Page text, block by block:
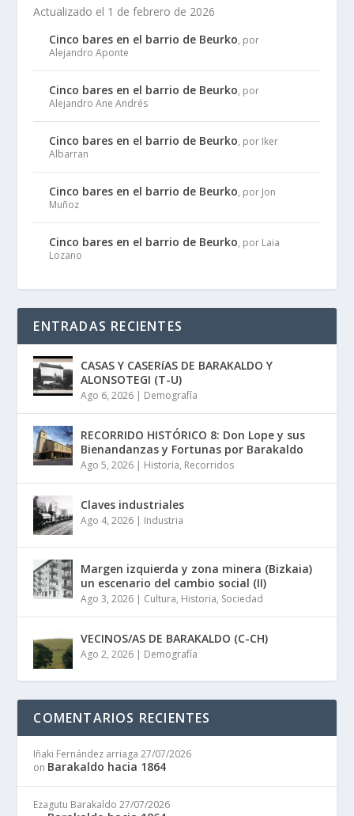
Actualizado el 1 de febrero de 2026
Cinco bares en el barrio de Beurko, por
Alejandro Aponte
Cinco bares en el barrio de Beurko, por
Alejandro Ane Andrés
Cinco bares en el barrio de Beurko, por Iker
Albarran
Cinco bares en el barrio de Beurko, por Jon
Muñoz
Cinco bares en el barrio de Beurko, por Laia
Lozano
ENTRADAS RECIENTES
CASAS Y CASERíAS DE BARAKALDO Y
ALONSOTEGI (T-U)
Ago 6, 2026 | Demografía
RECORRIDO HISTÓRICO 8: Don Lope y sus
Bienandanzas y Fortunas por Barakaldo
Ago 5, 2026 | Historia, Recorridos
Claves industriales
Ago 4, 2026 | Industria
Margen izquierda y zona minera (Bizkaia)
un escenario del cambio social (II)
Ago 3, 2026 | Cultura, Historia, Sociedad
VECINOS/AS DE BARAKALDO (C-CH)
Ago 2, 2026 | Demografía
COMENTARIOS RECIENTES
Iñaki Fernández arriaga 27/07/2026
on Barakaldo hacia 1864
Ezagutu Barakaldo 27/07/2026